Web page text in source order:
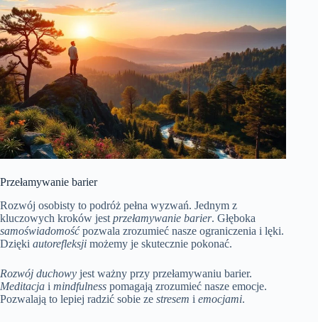
Przełamywanie barier
Rozwój osobisty to podróż pełna wyzwań. Jednym z
kluczowych kroków jest przełamywanie barier. Głęboka
samoświadomośćpozwala zrozumieć nasze ograniczenia i lęki.
Dzięki autorefleksji możemy je skutecznie pokonać.
Rozwój duchowy jest ważny przy przełamywaniu barier.
Meditacja i mindfulness pomagają zrozumieć nasze emocje.
Pozwalają to lepiej radzić sobie ze stresem i emocjami.